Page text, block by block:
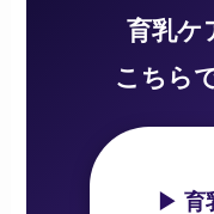
育乳ケ
こちら
▶ 育